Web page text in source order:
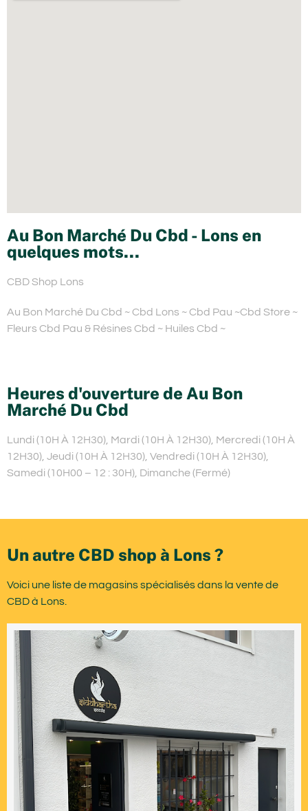
Au Bon Marché Du Cbd - Lons en
quelques mots...
CBD Shop Lons
Au Bon Marché Du Cbd ~ Cbd Lons ~ Cbd Pau ~Cbd Store ~
Fleurs Cbd Pau & Résines Cbd ~ Huiles Cbd ~
Heures d'ouverture de Au Bon
Marché Du Cbd
Lundi (10H À 12H30), Mardi (10H À 12H30), Mercredi (10H À
12H30), Jeudi (10H À 12H30), Vendredi (10H À 12H30),
Samedi (10H00 – 12 : 30H), Dimanche (Fermé)
Un autre CBD shop à Lons ?
Voici une liste de magasins spécialisés dans la vente de
CBD à Lons.